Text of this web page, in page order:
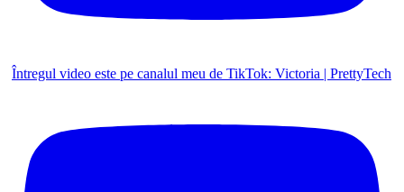
Întregul video este pe canalul meu de TikTok: Victoria | PrettyTech